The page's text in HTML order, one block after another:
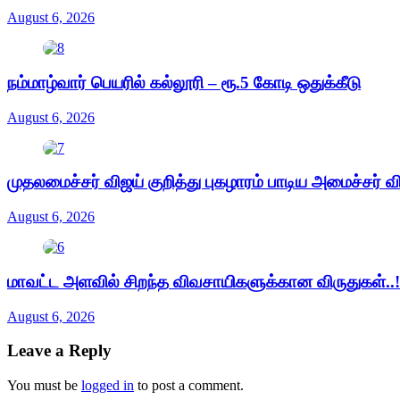
August 6, 2026
நம்மாழ்வார் பெயரில் கல்லூரி – ரூ.5 கோடி ஒதுக்கீடு
August 6, 2026
முதலமைச்சர் விஜய் குறித்து புகழாரம் பாடிய அமைச்சர்
August 6, 2026
மாவட்ட அளவில் சிறந்த விவசாயிகளுக்கான விருதுகள்..!
August 6, 2026
Leave a Reply
You must be logged in to post a comment.